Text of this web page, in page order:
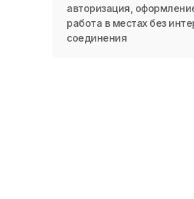
авторизация,
работа в местах без
соединения